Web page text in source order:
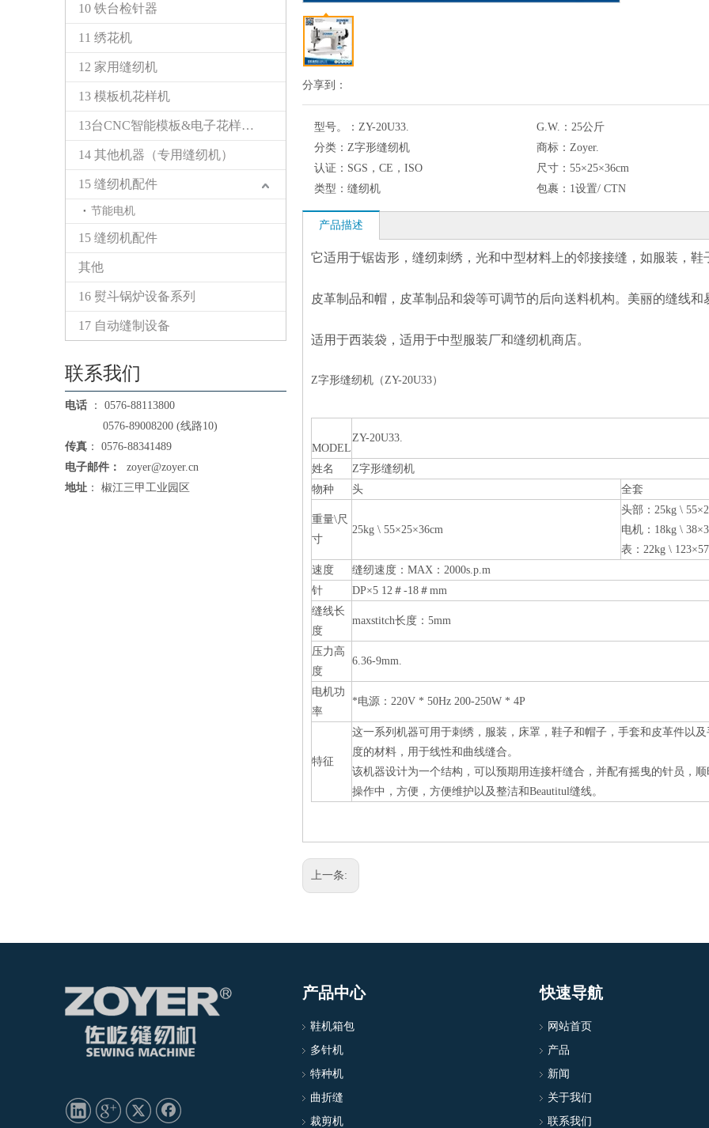
10 铁台检针器
11 绣花机
12 家用缝纫机
13 模板机花样机
13台CNC智能模板&电子花样缝纫机
14 其他机器（专用缝纫机）
15 缝纫机配件
节能电机
15 缝纫机配件
其他
16 熨斗锅炉设备系列
17 自动缝制设备
联系我们
电话 ： 0576-88113800
0576-89008200 (线路10)
传真 ： 0576-88341489
电子邮件：
zoyer@zoyer.cn
地址 ： 椒江三甲工业园区
分享到：
型号。： ZY-20U33. G.W.： 25公斤
分类： Z字形缝纫机 商标： Zoyer.
认证： SGS，CE，ISO 尺寸： 55×25×36cm
类型： 缝纫机 包裹： 1设置/ CTN
产品描述
它适用于锯齿形，缝纫刺绣，光和中型材料上的邻接接缝，如服装，鞋
皮革制品和帽，皮革制品和袋等可调节的后向送料机构。美丽的缝线和
适用于西装袋，适用于中型服装厂和缝纫机商店。
Z字形缝纫机（ZY-20U33）
MODEL
ZY-20U33.
姓名
Z字形缝纫机
物种
头 全套
重量\尺
寸
25kg \ 55×25×36cm
头部：25kg \
电机：18kg \
表：22kg \
速度
缝纫速度：MAX：2000s.p.m
针
DP×5 12＃-18＃mm
缝线长
度
maxstitch长度：5mm
压力高
度
6.36-9mm.
电机功
率
*电源：220V * 50Hz 200-250W * 4P
特征
这一系列机器可用于刺绣，服装，床罩，鞋子和帽子，手套和皮革件以
度的材料，用于线性和曲线缝合。
该机器设计为一个结构，可以预期用连接杆缝合，并配有摇曳的针员，
操作中，方便，方便维护以及整洁和Beautitul缝线。
上一条:
产品中心
鞋机箱包
多针机
特种机
曲折缝
裁剪机
快速导航
网站首页
产品
新闻
关于我们
联系我们